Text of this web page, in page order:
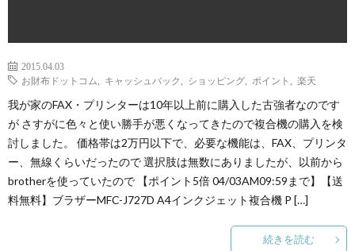
2015.04.03
お財布ドットコム
キャッシュバック ショッピング ポイント 楽天
我が家のFAX・プリンターは10年以上前に購入した古強者なのです
が さすがに色々と使い勝手が悪くなってきたので複合機の購入を検
討しました。 価格帯は2万円以下で、必要な機能は、FAX、プリンタ
ー、無線くらいだったので 選択肢は無数にありましたが、以前から
brotherを使っていたので 【ポイント5倍 04/03AM09:59まで】【送
料無料】ブラザーMFC-J727D A4インクジェット複合機 P […]
続きを読む